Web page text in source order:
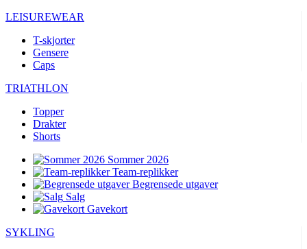
LEISUREWEAR
T-skjorter
Gensere
Caps
TRIATHLON
Topper
Drakter
Shorts
Sommer 2026
Team-replikker
Begrensede utgaver
Salg
Gavekort
SYKLING